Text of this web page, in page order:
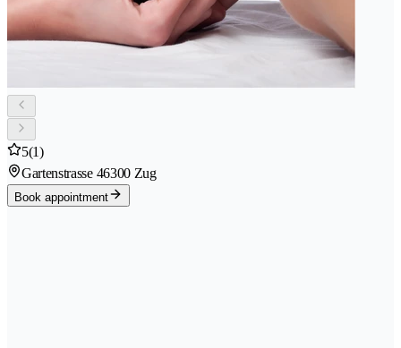
5(1)
Gartenstrasse 46300 Zug
Book appointment